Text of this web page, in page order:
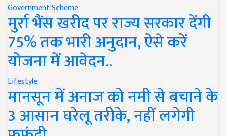
Government Scheme
मुर्रा भैंस खरीद पर राज्य सरकार देंगी
75% तक भारी अनुदान, ऐसे करें
योजना में आवेदन..
Lifestyle
मानसून में अनाज को नमी से बचाने के
3 आसान घरेलू तरीके, नहीं लगेगी